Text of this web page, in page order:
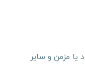
یا مزمن و سایر